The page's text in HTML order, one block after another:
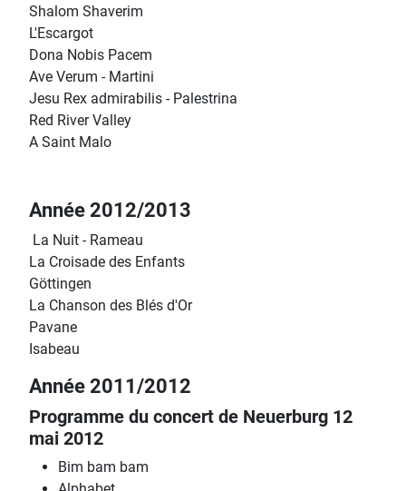
Shalom Shaverim
L'Escargot
Dona Nobis Pacem
Ave Verum - Martini
Jesu Rex admirabilis - Palestrina
Red River Valley
A Saint Malo
Année 2012/2013
La Nuit - Rameau
La Croisade des Enfants
Göttingen
La Chanson des Blés d'Or
Pavane
Isabeau
Année 2011/2012
Programme du concert de Neuerburg 12
mai 2012
Bim bam bam